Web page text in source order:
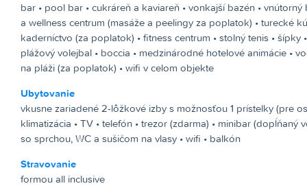
bar • pool bar • cukráreň a kaviareň • vonkajší bazén • vnútorný
a wellness centrum (masáže a peelingy za poplatok) • turecké
kaderníctvo (za poplatok) • fitness centrum • stolný tenis • šípky
plážový volejbal • boccia • medzinárodné hotelové animácie •
na pláži (za poplatok) • wifi v celom objekte
Ubytovanie
vkusne zariadené 2-lôžkové izby s možnosťou 1 prístelky (pre
klimatizácia • TV • telefón • trezor (zdarma) • minibar (dopĺňaný
so sprchou, WC a sušičom na vlasy • wifi • balkón
Stravovanie
formou all inclusive